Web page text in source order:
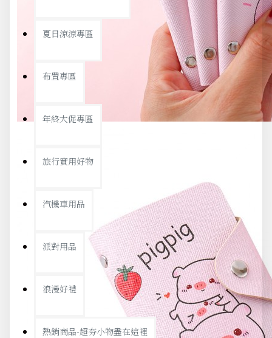
夏日涼涼專區
布置專區
年終大促專區
旅行實用好物
汽機車用品
派對用品
浪漫好禮
熱銷商品-超夯小物盡在這裡